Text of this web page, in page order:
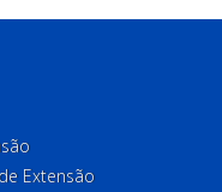
Extensão